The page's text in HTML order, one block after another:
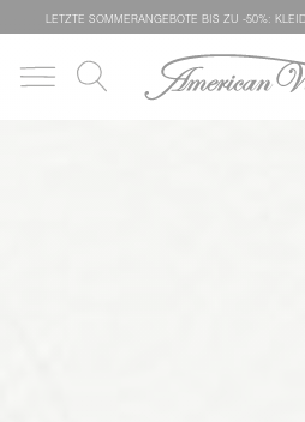
LETZTE SOMMERANGEBOTE BIS ZU -50%: